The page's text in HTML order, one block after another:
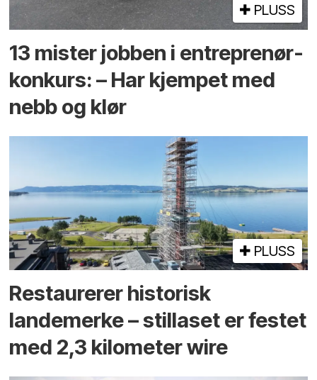
PLUSS
13 mister jobben i entreprenør­
konkurs: – Har kjempet med
nebb og klør
PLUSS
Restaurerer historisk
landemerke – stillaset er festet
med 2,3 kilometer wire